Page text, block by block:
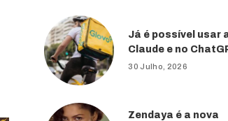
Já é possível usar
Claude e no
30 Julho, 2026
Zendaya é a nova